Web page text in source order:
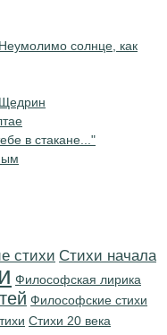
солнце, как
в стакане..."
стихи Cтихи начала
Философская лирика
Философские стихи
Стихи 20 века